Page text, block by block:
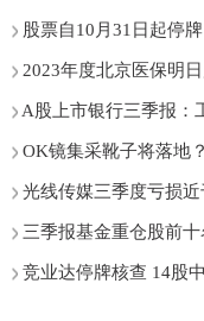
股票自10月31日起停
2023年度北京医保明
A股上市银行三季报：
OK镜集采靴子将落地
光线传媒三季度亏损
三季报基金重仓股前
竞业达停牌核查 14股